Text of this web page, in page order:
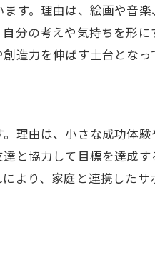
とのイベントや活動例
られる思い出と達成感
園生活のリアルな声を紹
験した親子の感想と評価
ら読み解く選び方のヒン
理由を口コミから探る
す。理由は、絵画や音
分の考えや気持ちを形
造力を伸ばす土台となっ
理由は、小さな成功体
と協力して目標を達成
より、家庭と連携した
約はこちら
約はこちら